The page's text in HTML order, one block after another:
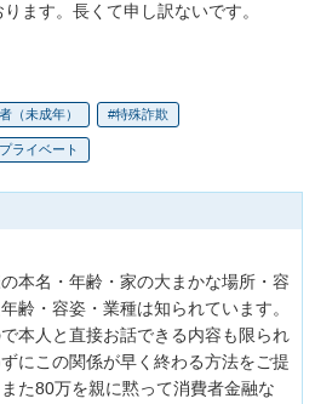
ます。長くて申し訳ないです。
（未成年） 特殊詐欺
ライベート
本名・年齢・家の大まかな場所・容
齢・容姿・業種は知られています。
本人と直接お話できる内容も限られ
にこの関係が早く終わる方法をご提
た80万を親に黙って消費者金融な